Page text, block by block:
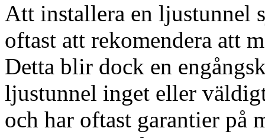
Att installera en ljustunnel
oftast att rekomendera att
Detta blir dock en
ljustunnel inget eller
och har oftast garantier på